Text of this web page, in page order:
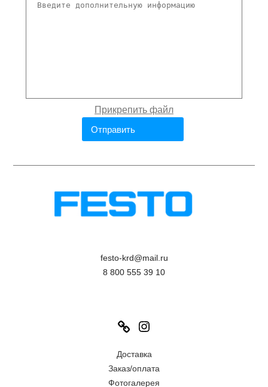
festo-krd@mail.ru
8 800 555 39 10
Link
Доставка
Заказ/оплата
Фотогалерея